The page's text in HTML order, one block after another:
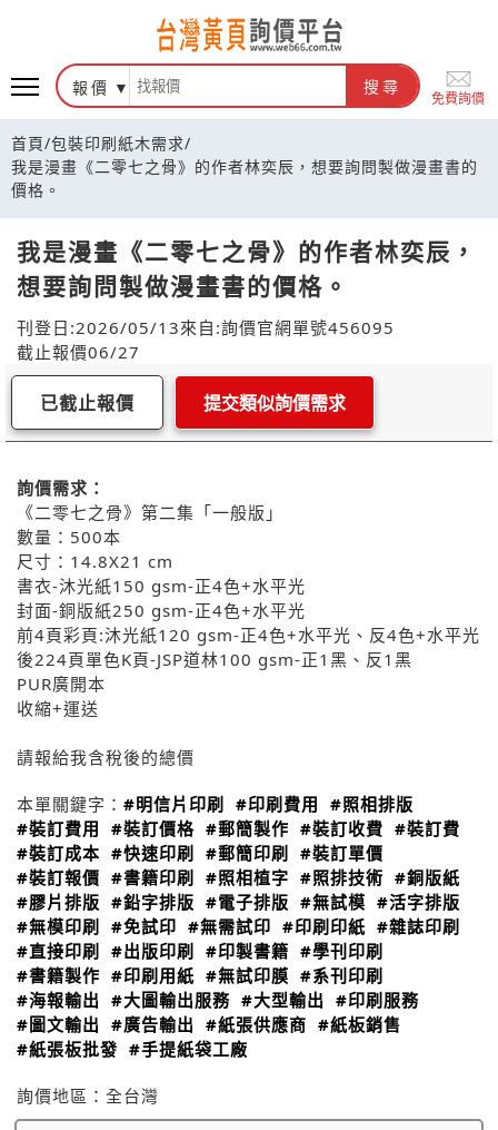
報價 搜尋
免費詢價
首頁/包裝印刷紙木需求/
我是漫畫《二零七之骨》的作者林奕辰，想要詢問製做漫畫書的
價格。
我是漫畫《二零七之骨》的作者林奕辰，
想要詢問製做漫畫書的價格。
刊登日:2026/05/13來自:詢價官網單號456095
截止報價06/27
已截止報價 提交類似詢價需求
詢價需求：
《二零七之骨》第二集「一般版」
數量：500本
尺寸：14.8X21 cm
書衣-沐光紙150 gsm-正4色+水平光
封面-銅版紙250 gsm-正4色+水平光
前4頁彩頁:沐光紙120 gsm-正4色+水平光、反4色+水平光
後224頁單色K頁-JSP道林100 gsm-正1黑、反1黑
PUR廣開本
收縮+運送
請報給我含稅後的總價
本單關鍵字： #明信片印刷 #印刷費用 #照相排版
#裝訂費用 #裝訂價格 #郵簡製作 #裝訂收費 #裝訂費
#裝訂成本 #快速印刷 #郵簡印刷
#裝訂單價
#裝訂報價 #書籍印刷 #照相植字 #照排技術 #銅版紙
#膠片排版 #鉛字排版 #電子排版 #無試模 #活字排版
#無模印刷
#免試印 #無需試印 #印刷印紙 #雜誌印刷
#直接印刷
#出版印刷 #印製書籍 #學刊印刷
#書籍製作 #印刷用紙 #無試印膜 #系刊印刷
#海報輸出 #大圖輸出服務 #大型輸出 #印刷服務
#圖文輸出 #廣告輸出 #紙張供應商 #紙板銷售
#紙張板批發 #手提紙袋工廠
詢價地區： 全台灣